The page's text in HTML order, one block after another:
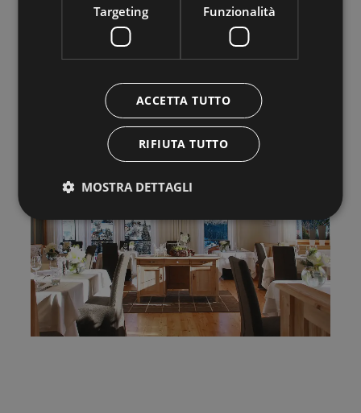
Targeting Funzionalità
ACCETTA TUTTO
RIFIUTA TUTTO
MOSTRA DETTAGLI